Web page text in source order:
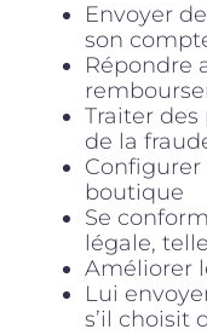
Envoyer
son
Répondre
Traiter
de la
boutique
Se
légale,
Améliorer
Lui
s’il choisit